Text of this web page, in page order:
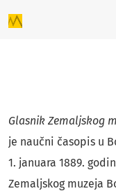
Glasnik
Glasnik Zemaljskog
je naučni časopis u
1. januara 1889.
Zemaljskog muzeja